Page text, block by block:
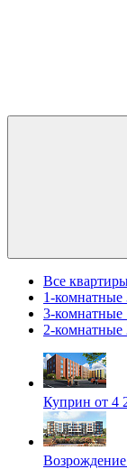
Все
1-комнатные
3-комнатные
2-комнатные
Куприн от 4
Возрождение